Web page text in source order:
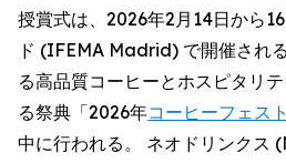
授賞式は、2026年2月14日から
ド (IFEMA Madrid) で開催され
る高品質コーヒーとホスピタリ
る祭典「2026年コーヒーフェス
中に行われる。 ネオドリンクス